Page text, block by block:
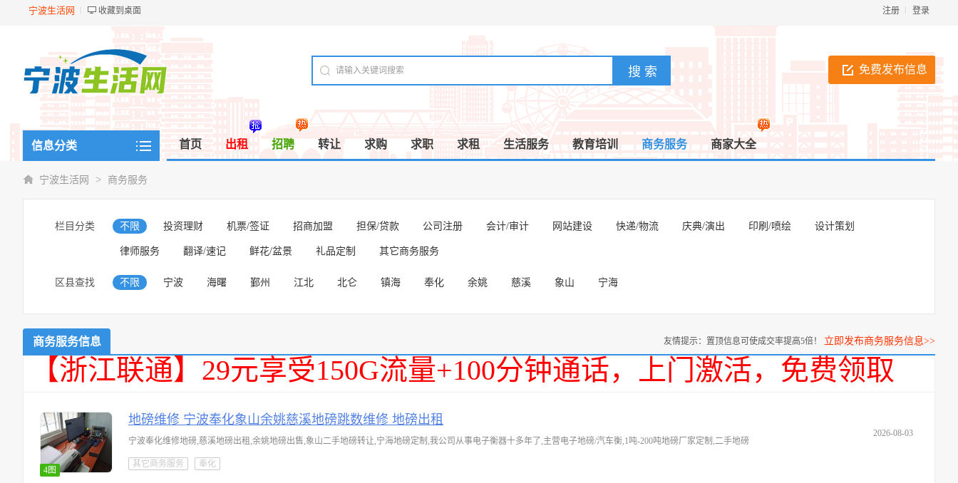
宁波生活网 收藏到桌面 登录
注册
免费发布信息
信息分类 首页 出租 招聘 转让 求购 求职 求租 生活服务 教育培训 商务服务 商家大全
宁波生活网 > 商务服务
栏目分类 不限 投资理财 机票/签证 招商加盟 担保/贷款 公司注册 会计/审计 网站建设 快递/物流 庆典/演出 印刷/喷绘 设计策划
律师服务 翻译/速记 鲜花/盆景 礼品定制 其它商务服务
区县查找 不限 宁波 海曙 鄞州 江北 北仑 镇海 奉化 余姚 慈溪 象山 宁海
商务服务信息 友情提示：置顶信息可使成交率提高5倍！ 立即发布商务服务信息>>
【浙江联通】29元享受150G流量+100分钟通话，上门激活，免费领取
4图
2026-08-03
地磅维修 宁波奉化象山余姚慈溪地磅跳数维修 地磅出租
宁波奉化维修地磅,慈溪地磅出租,余姚地磅出售,象山二手地磅转让,宁海地磅定制,我公司从事电子衡器十多年了,主营电子地磅/汽车衡,1吨-200吨地磅厂家定制,二手地磅
其它商务服务 奉化